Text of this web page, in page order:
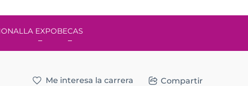
LA EXPOBECAS
Me interesa la carrera Compartir